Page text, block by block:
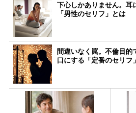
下心しかありません。耳
「男性のセリフ」とは
間違いなく罠。不倫目的
口にする「定番のセリフ」